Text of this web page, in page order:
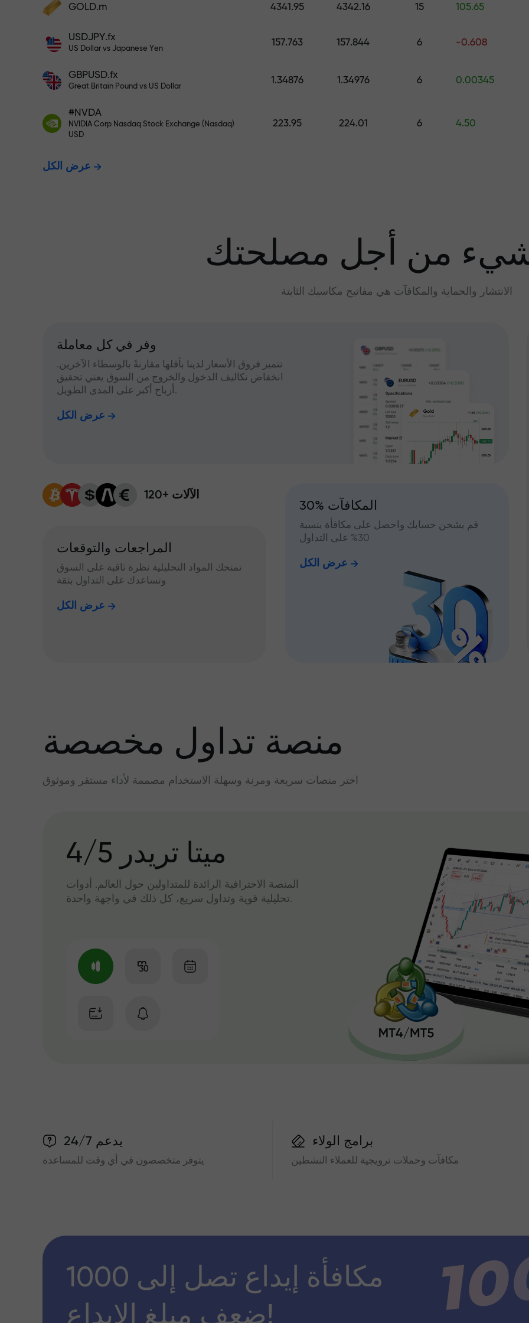
إيداعك بألف مرة. هذا ليس خطأً مطبعياً. كلما
قم بإيداع المبلغ في حسابك باستخدام $333 — اختر هدية تصل قيمتها إلى $1,500
نحن نضمن أرباحك
مكافأة تصل إلى 1000 ضعف - أكبر
GOLD.m 4341.95 4342.16 15 105.65
USDJPY.fx
US Dollar vs Japanese Yen
157.763 157.844 6 -0.608
GBPUSD.fx
Great Britain Pound vs US Dollar
1.34876 1.34976 6 0.00345
#NVDA
NVIDIA Corp Nasdaq Stock Exchange (Nasdaq)
USD
223.95 224.01 6 4.50
عرض الكل
من أجل مصلحتك
الانتشار والحماية والمكافآت هي مفاتيح مكاسبك الثابتة
وفر في كل معاملة
تتميز فروق الأسعار لدينا بأقلها مقارنةً بالوسطاء الآخرين.
انخفاض تكاليف الدخول والخروج من السوق يعني تحقيق
أرباح أكبر على المدى الطويل.
عرض الكل
120+ الآلات
المراجعات والتوقعات
تمنحك المواد التحليلية نظرة ثاقبة على السوق
وتساعدك على التداول بثقة
عرض الكل
30% المكافآت
قم بشحن حسابك واحصل على مكافأة بنسبة
30% على التداول
عرض الكل
منصة تداول مخصصة
اختر منصات سريعة ومرنة وسهلة الاستخدام مصممة لأداء مستقر وموثوق
میتا تریدر 4/5
المنصة الاحترافية الرائدة للمتداولين حول العالم. أدوات
تحليلية قوية وتداول سريع، كل ذلك في واجهة واحدة.
يدعم 24/7
يتوفر متخصصون في أي وقت للمساعدة
برامج الولاء
مكافآت وحملات ترويجية للعملاء النشطين
مكافأة إيداع تصل إلى 1000
ضعف مبلغ الإيداع!